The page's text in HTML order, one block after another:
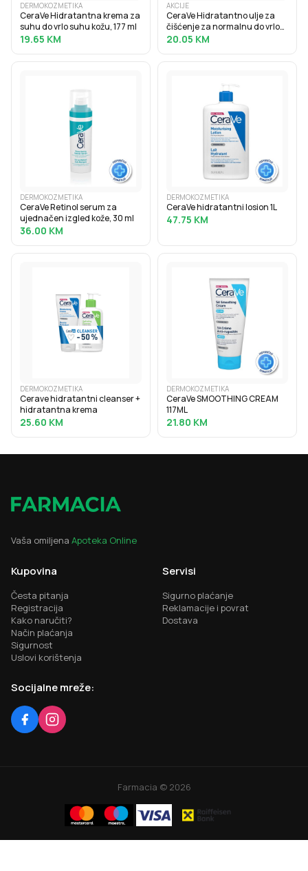
DERMOKOZMETIKA
CeraVe Hidratantna krema za
suhu do vrlo suhu kožu, 177 ml
19.65 KM
AKCIJE
CeraVe Hidratantno ulje za
čišćenje za normalnu do vrlo
suhu kožu, 236 ml
20.05 KM
DERMOKOZMETIKA
CeraVe Retinol serum za
ujednačen izgled kože, 30 ml
36.00 KM
DERMOKOZMETIKA
CeraVe hidratantni losion 1L
47.75 KM
DERMOKOZMETIKA
Cerave hidratantni cleanser +
hidratantna krema
25.60 KM
DERMOKOZMETIKA
CeraVe SMOOTHING CREAM
117ML
21.80 KM
Vaša omiljena Apoteka Online
Kupovina
Česta pitanja
Registracija
Kako naručiti?
Način plaćanja
Sigurnost
Uslovi korištenja
Servisi
Sigurno plaćanje
Reklamacije i povrat
Dostava
Socijalne mreže:
Farmacia © 2026